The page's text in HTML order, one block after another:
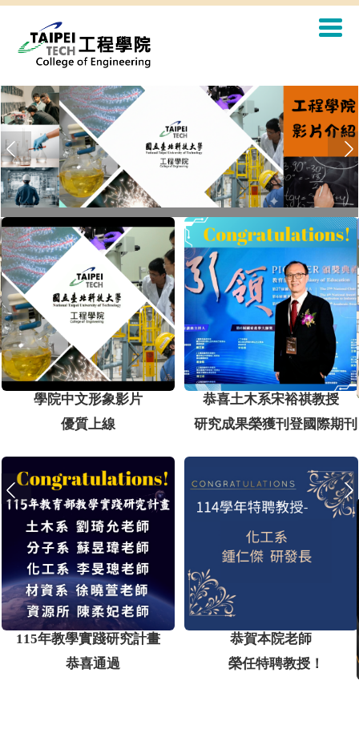
工程學院 影片介紹
學院中文形象影片
優質上線
恭喜土木系宋裕祺教授
研究成果榮獲刊登國際期刊
115年教學實踐研究計畫
恭喜通過
恭賀本院老師
榮任特聘教授！